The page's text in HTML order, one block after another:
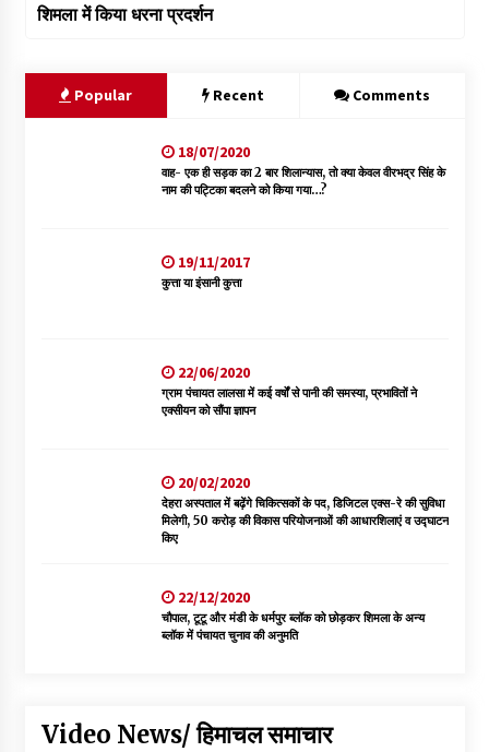
शिमला में किया धरना प्रदर्शन
Popular Recent Comments
18/07/2020
वाह- एक ही सड़क का 2 बार शिलान्यास, तो क्या केवल वीरभद्र सिंह के
नाम की पट्टिका बदलने को किया गया…?
19/11/2017
कुत्ता या इंसानी कुत्ता
22/06/2020
ग्राम पंचायत लालसा में कई वर्षों से पानी की समस्या, प्रभावितों ने
एक्सीयन को सौंपा ज्ञापन
20/02/2020
देहरा अस्पताल में बढ़ेंगे चिकित्सकों के पद, डिजिटल एक्स-रे की सुविधा
मिलेगी, 50 करोड़ की विकास परियोजनाओं की आधारशिलाएं व उद्घाटन
किए
22/12/2020
चौपाल, टूटू और मंडी के धर्मपुर ब्लॉक को छोड़कर शिमला के अन्य
ब्लॉक में पंचायत चुनाव की अनुमति
Video News/ हिमाचल समाचार